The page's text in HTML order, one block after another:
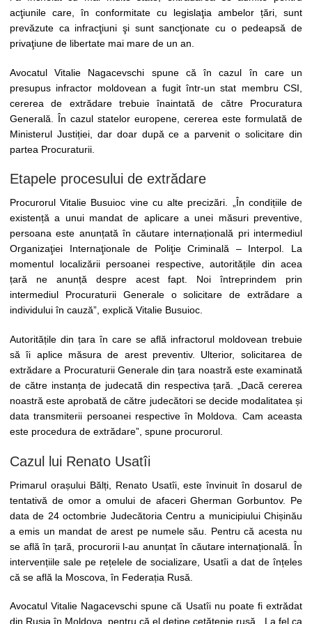
acţiunile care, în conformitate cu legislaţia ambelor țări, sunt
prevăzute ca infracţiuni şi sunt sancţionate cu o pedeapsă de
privaţiune de libertate mai mare de un an.
Avocatul Vitalie Nagacevschi spune că în cazul în care un
presupus infractor moldovean a fugit într-un stat membru CSI,
cererea de extrădare trebuie înaintată de către Procuratura
Generală. În cazul statelor europene, cererea este formulată de
Ministerul Justiției, dar doar după ce a parvenit o solicitare din
partea Procuraturii.
Etapele procesului de extrădare
Procurorul Vitalie Busuioc vine cu alte precizări. „În condițiile de
existență a unui mandat de aplicare a unei măsuri preventive,
persoana este anunțată în căutare internațională pri intermediul
Organizaţiei Internaţionale de Poliţie Criminală – Interpol. La
momentul localizării persoanei respective, autoritățile din acea
țară ne anunță despre acest fapt. Noi întreprindem prin
intermediul Procuraturii Generale o solicitare de extrădare a
individului în cauză”, explică Vitalie Busuioc.
Autoritățile din țara în care se află infractorul moldovean trebuie
să îi aplice măsura de arest preventiv. Ulterior, solicitarea de
extrădare a Procuraturii Generale din țara noastră este examinată
de către instanța de judecată din respectiva țară. „Dacă cererea
noastră este aprobată de către judecători se decide modalitatea și
data transmiterii persoanei respective în Moldova. Cam aceasta
este procedura de extrădare”, spune procurorul.
Cazul lui Renato Usatîi
Primarul orașului Bălți, Renato Usatîi, este învinuit în dosarul de
tentativă de omor a omului de afaceri Gherman Gorbuntov. Pe
data de 24 octombrie Judecătoria Centru a municipiului Chișinău
a emis un mandat de arest pe numele său. Pentru că acesta nu
se află în țară, procurorii l-au anunțat în căutare internațională. În
intervențiile sale pe rețelele de socializare, Usatîi a dat de înțeles
că se află la Moscova, în Federația Rusă.
Avocatul Vitalie Nagacevschi spune că Usatîi nu poate fi extrădat
din Rusia în Moldova, pentru că el deține cetățenie rusă. „La fel ca